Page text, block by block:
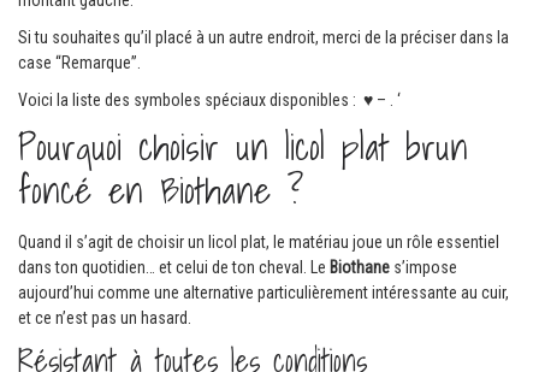
Si tu souhaites qu’il placé à un autre endroit, merci de la préciser dans la
case “Remarque”.
Voici la liste des symboles spéciaux disponibles : ♥ – . ‘
Pourquoi choisir un licol plat brun
foncé en Biothane ?
Quand il s’agit de choisir un licol plat, le matériau joue un rôle essentiel
dans ton quotidien… et celui de ton cheval. Le Biothane s’impose
aujourd’hui comme une alternative particulièrement intéressante au cuir,
et ce n’est pas un hasard.
Résistant à toutes les conditions